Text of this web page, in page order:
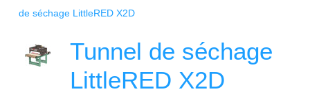
de séchage LittleRED X2D
Tunnel de séchage
LittleRED X2D